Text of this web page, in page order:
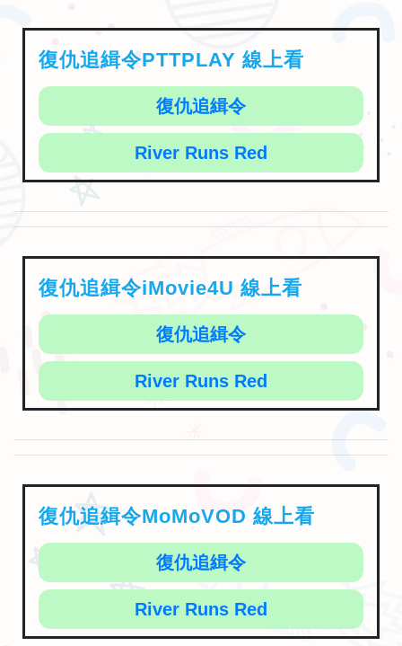
復仇追緝令PTTPLAY 線上看
復仇追緝令
River Runs Red
復仇追緝令iMovie4U 線上看
復仇追緝令
River Runs Red
復仇追緝令MoMoVOD 線上看
復仇追緝令
River Runs Red